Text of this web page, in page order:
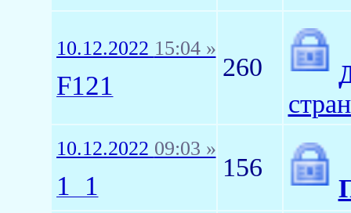
10.12.2022 15:04 »
F121
260
10.12.2022 09:03 »
1_1
156